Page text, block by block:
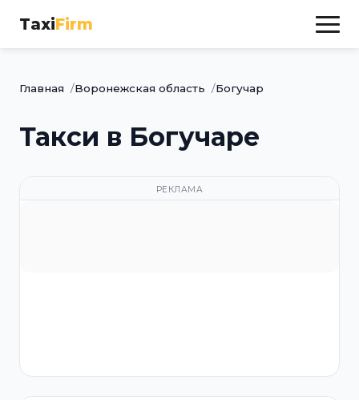
TaxiFirm
Главная Воронежская область Богучар
Такси в Богучаре
РЕКЛАМА